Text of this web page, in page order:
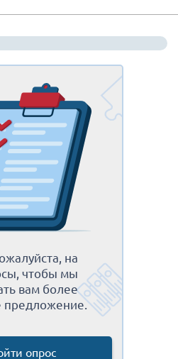
на
чтобы мы
вам более
предложение.
опрос